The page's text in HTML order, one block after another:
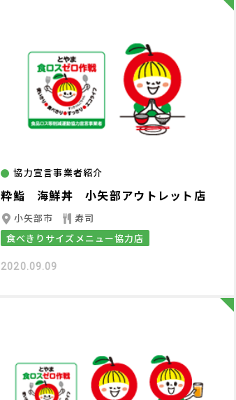
協力宣言事業者紹介
粋鮨 海鮮丼 小矢部アウトレット店
小矢部市
寿司
食べきりサイズメニュー協力店
2020.09.09